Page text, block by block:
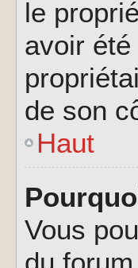
le
avoir
de son
Haut
Vous